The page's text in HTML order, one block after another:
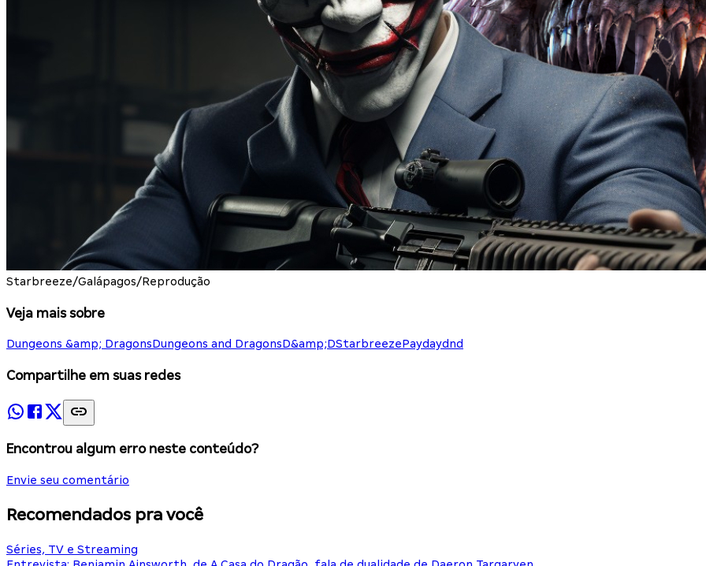
Starbreeze/Galápagos/Reprodução
Veja mais sobre
Dungeons &amp; DragonsDungeons and DragonsD&amp;DStarbreezePaydaydnd
Compartilhe em suas redes
Encontrou algum erro neste conteúdo?
Envie seu comentário
Recomendados pra você
Séries, TV e Streaming